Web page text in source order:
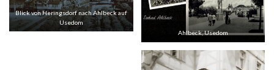
Blick von Heringsdorf nach Ahlbeck auf
Usedom
Ahlbeck, Usedom